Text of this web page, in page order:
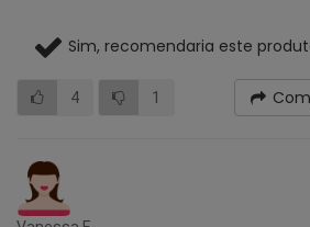
Sim, recomendaria este
4 1